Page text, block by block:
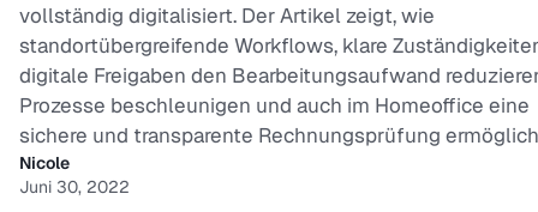
vollständig digitalisiert. Der Artikel zeigt, wie
standortübergreifende Workflows, klare
digitale Freigaben den Bearbeitungsaufwand
Prozesse beschleunigen und auch im Homeoffice eine
sichere und transparente Rechnungsprüfung
Nicole
Juni 30, 2022